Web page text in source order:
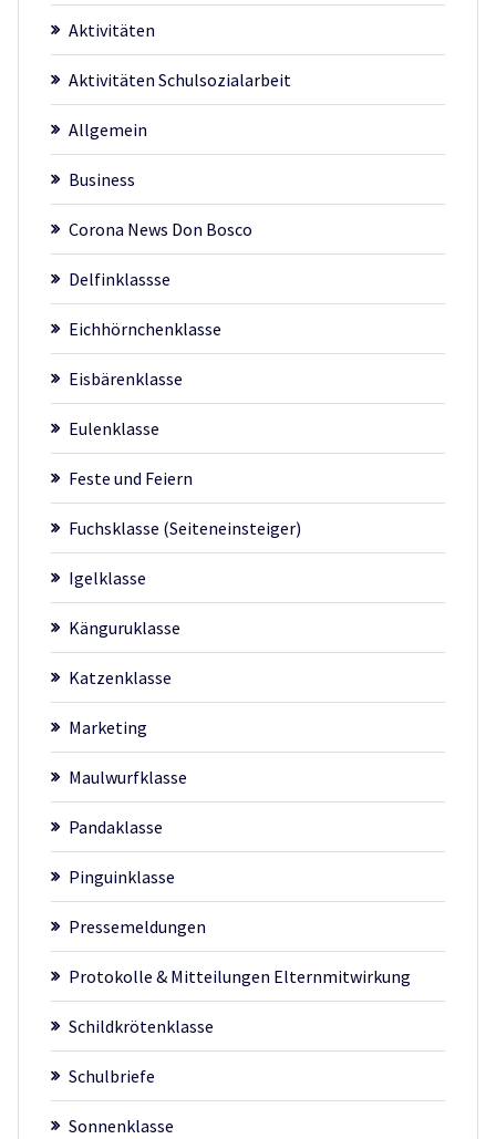
Aktivitäten
Aktivitäten Schulsozialarbeit
Allgemein
Business
Corona News Don Bosco
Delfinklassse
Eichhörnchenklasse
Eisbärenklasse
Eulenklasse
Feste und Feiern
Fuchsklasse (Seiteneinsteiger)
Igelklasse
Känguruklasse
Katzenklasse
Marketing
Maulwurfklasse
Pandaklasse
Pinguinklasse
Pressemeldungen
Protokolle & Mitteilungen Elternmitwirkung
Schildkrötenklasse
Schulbriefe
Sonnenklasse